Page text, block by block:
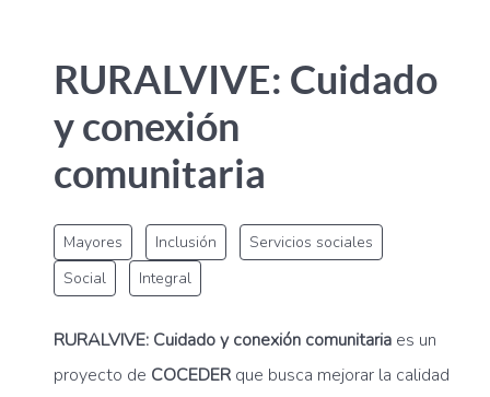
RURALVIVE: Cuidado
y conexión
comunitaria
Mayores Inclusión
Servicios sociales
Social
Integral
RURALVIVE: Cuidado y conexión comunitaria es un
proyecto de COCEDER que busca mejorar la calidad